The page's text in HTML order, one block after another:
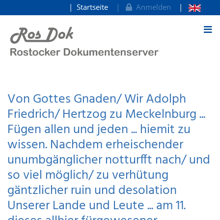
zum Inhalt
Startseite Anmelden
Von Gottes Gnaden/ Wir Adolph
Friedrich/ Hertzog zu Meckelnburg ...
Fügen allen und jeden ... hiemit zu
wissen. Nachdem erheischender
unumbgänglicher notturfft nach/ und
so viel möglich/ zu verhütung
gäntzlicher ruin und desolation
Unserer Lande und Leute ... am 11.